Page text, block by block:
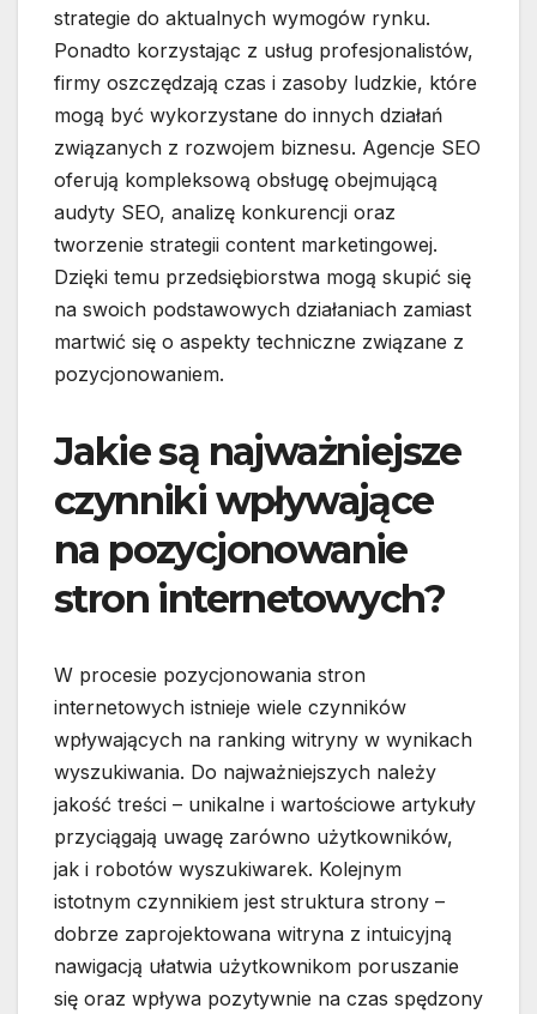
strategie do aktualnych wymogów rynku.
Ponadto korzystając z usług profesjonalistów,
firmy oszczędzają czas i zasoby ludzkie, które
mogą być wykorzystane do innych działań
związanych z rozwojem biznesu. Agencje SEO
oferują kompleksową obsługę obejmującą
audyty SEO, analizę konkurencji oraz
tworzenie strategii content marketingowej.
Dzięki temu przedsiębiorstwa mogą skupić się
na swoich podstawowych działaniach zamiast
martwić się o aspekty techniczne związane z
pozycjonowaniem.
Jakie są najważniejsze
czynniki wpływające
na pozycjonowanie
stron internetowych?
W procesie pozycjonowania stron
internetowych istnieje wiele czynników
wpływających na ranking witryny w wynikach
wyszukiwania. Do najważniejszych należy
jakość treści – unikalne i wartościowe artykuły
przyciągają uwagę zarówno użytkowników,
jak i robotów wyszukiwarek. Kolejnym
istotnym czynnikiem jest struktura strony –
dobrze zaprojektowana witryna z intuicyjną
nawigacją ułatwia użytkownikom poruszanie
się oraz wpływa pozytywnie na czas spędzony